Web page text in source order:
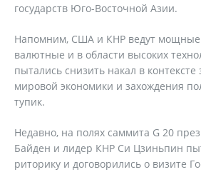
государств Юго-Восточной Азии.
Напомним, США и КНР ведут
валютные и в области высоких
пытались снизить накал в
мировой экономики и захождения
тупик.
Недавно, на полях саммита G 20
Байден и лидер КНР Си Цзиньпин
риторику и договорились о визите